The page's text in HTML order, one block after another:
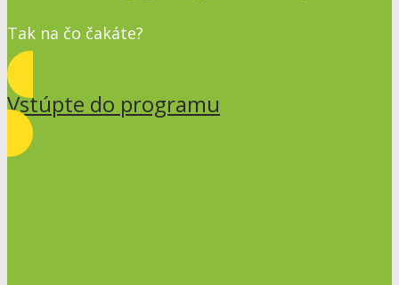
Tak na čo čakáte?
Vstúpte do programu